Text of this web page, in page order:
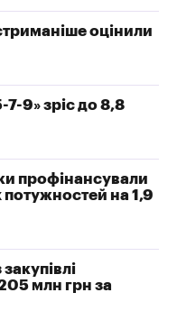
оцінили
9» зріс до 8,8
профінансували
на 1,9
млн грн за